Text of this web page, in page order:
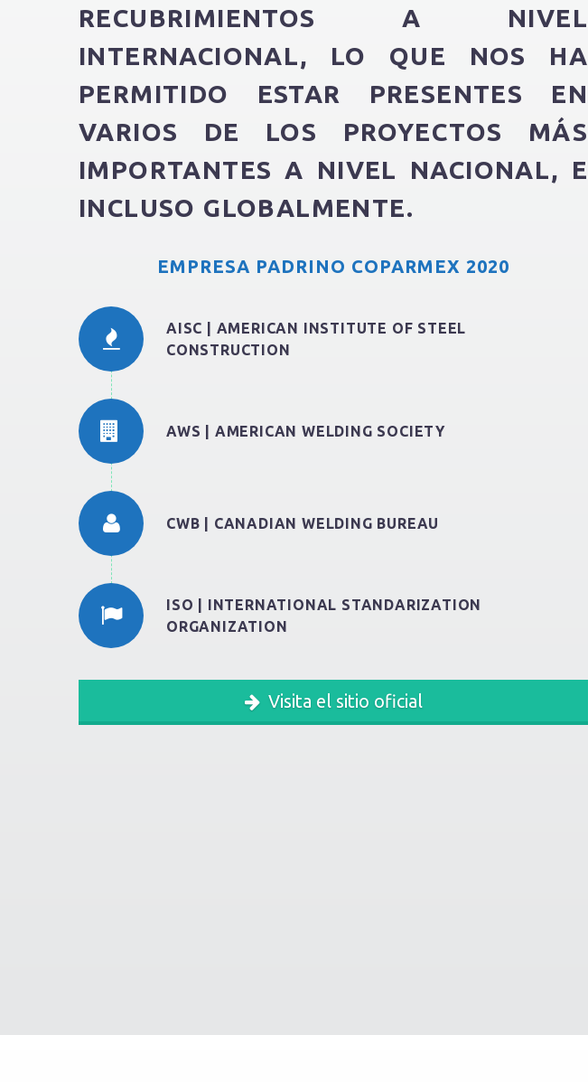
RECUBRIMIENTOS A NIVEL
INTERNACIONAL, LO QUE NOS HA
PERMITIDO ESTAR PRESENTES EN
VARIOS DE LOS PROYECTOS MÁS
IMPORTANTES A NIVEL NACIONAL, E
INCLUSO GLOBALMENTE.
EMPRESA PADRINO COPARMEX 2020
AISC | AMERICAN INSTITUTE OF STEEL
CONSTRUCTION
AWS | AMERICAN WELDING SOCIETY
CWB | CANADIAN WELDING BUREAU
ISO | INTERNATIONAL STANDARIZATION
ORGANIZATION
Visita el sitio oficial